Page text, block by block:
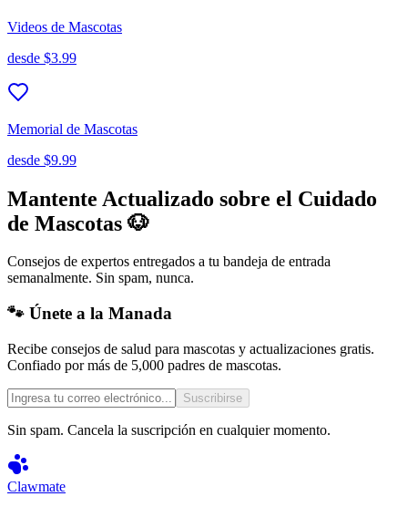
Videos de Mascotas
desde $3.99
Memorial de Mascotas
desde $9.99
Mantente Actualizado sobre el Cuidado
de Mascotas 🐶
Consejos de expertos entregados a tu bandeja de entrada
semanalmente. Sin spam, nunca.
🐾 Únete a la Manada
Recibe consejos de salud para mascotas y actualizaciones gratis.
Confiado por más de 5,000 padres de mascotas.
Suscribirse
Sin spam. Cancela la suscripción en cualquier momento.
Clawmate